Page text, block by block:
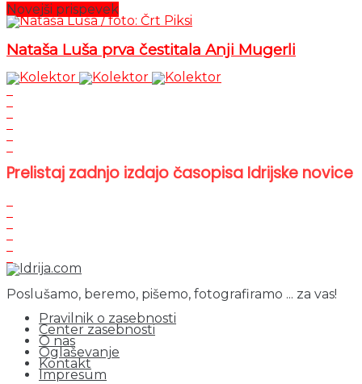
Novejši prispevek
Nataša Luša prva čestitala Anji Mugerli
Prelistaj zadnjo izdajo časopisa Idrijske novice
Poslušamo, beremo, pišemo, fotografiramo ... za vas!
Pravilnik o zasebnosti
Center zasebnosti
O nas
Oglaševanje
Kontakt
Impresum